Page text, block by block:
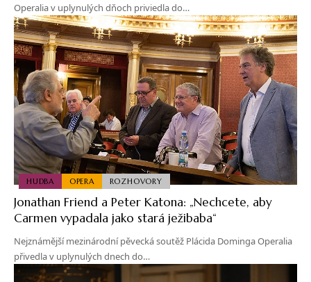
Operalia v uplynulých dňoch priviedla do…
HUDBA OPERA ROZHOVORY
Jonathan Friend a Peter Katona: „Nechcete, aby
Carmen vypadala jako stará ježibaba“
Nejznámější mezinárodní pěvecká soutěž Plácida Dominga Operalia
přivedla v uplynulých dnech do…